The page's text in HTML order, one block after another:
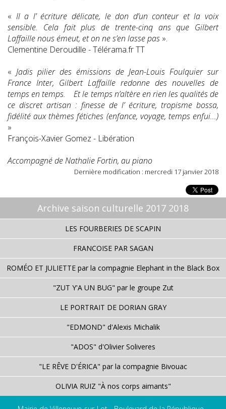
« Il a l’ écriture délicate, le don d’un conteur et la voix
sensible. Cela fait plus de trente-cinq ans que Gilbert
Laffaille nous émeut, et on ne s’en lasse pas ».
Clementine Deroudille - Télérama.fr TT
« Jadis pilier des émissions de Jean-Louis Foulquier sur
France Inter, Gilbert Laffaille redonne des nouvelles de
temps en temps. Et le temps n’altère en rien les qualités de
ce discret artisan : finesse de l’ écriture, tropisme bossa,
fidélité aux thèmes fétiches (enfance, voyage, temps enfui...)
»
François-Xavier Gomez - Libération
Accompagné de Nathalie Fortin, au piano
Dernière modification : mercredi 17 janvier 2018
Archive saison culturelle 2017 2018
LES FOURBERIES DE SCAPIN
FRANCOISE PAR SAGAN
ROMÉO ET JULIETTE par la compagnie Elephant in the Black Box
"ZUT Y'A UN BUG" par le groupe Zut
LE PORTRAIT DE DORIAN GRAY
"EDMOND" d'Alexis Michalik
"ADOS" d'Olivier Soliveres
"LE RÊVE D'ÉRICA" par la compagnie Bivouac
OLIVIA RUIZ "À nos corps aimants"